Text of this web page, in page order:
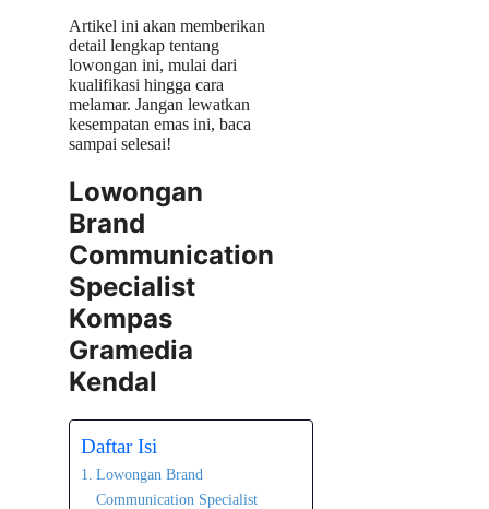
Artikel ini akan memberikan
detail lengkap tentang
lowongan ini, mulai dari
kualifikasi hingga cara
melamar. Jangan lewatkan
kesempatan emas ini, baca
sampai selesai!
Lowongan
Brand
Communication
Specialist
Kompas
Gramedia
Kendal
Daftar Isi
Lowongan Brand
Communication Specialist